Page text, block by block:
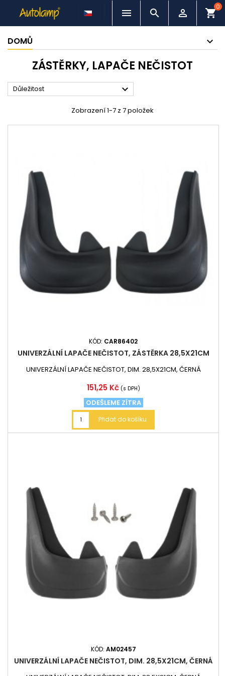
   shopping_cart
0
DOMŮ
ZÁSTĚRKY, LAPAČE NEČISTOT
Důležitost 
Zobrazení 1-7 z 7 položek
KÓD: CAR86402
UNIVERZÁLNÍ LAPAČE NEČISTOT, ZÁSTĚRKA 28,5X21CM
UNIVERZÁLNÍ LAPAČE NEČISTOT, DIM. 28,5X21CM, ČERNÁ
Cena
151,25 Kč (s DPH)
ODEŠLEME ZÍTRA
Přidat do košíku
KÓD: AM02457
UNIVERZÁLNÍ LAPAČE NEČISTOT, DIM. 28,5X21CM, ČERNÁ